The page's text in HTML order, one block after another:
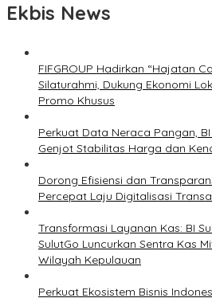
Ekbis News
FIFGROUP Hadirkan “Hajatan
Silaturahmi, Dukung Ekonomi
Promo Khusus
Perkuat Data Neraca Pangan,
Genjot Stabilitas Harga dan
Dorong Efisiensi dan
Percepat Laju Digitalisasi
Transformasi Layanan Kas: BI
SulutGo Luncurkan Sentra Kas
Wilayah Kepulauan
Perkuat Ekosistem Bisnis